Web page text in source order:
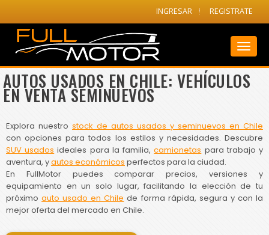
INGRESAR REGISTRATE
AUTOS USADOS EN CHILE: VEHÍCULOS
EN VENTA SEMINUEVOS
Explora nuestro stock de autos usados y seminuevos en Chile
con opciones para todos los estilos y necesidades. Descubre
SUV usados ideales para la familia,camionetas para trabajo y
aventura, yautos económicos perfectos para la ciudad.
En FullMotor puedes comparar precios, versiones y
equipamiento en un solo lugar, facilitando la elección de tu
próximoauto usado en Chile de forma rápida, segura y con la
mejor oferta del mercado en Chile.